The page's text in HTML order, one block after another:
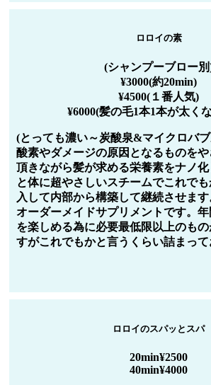
ロロイの素
(シャンプーブロー
¥3000(約20min)
¥4500(１番人気)
¥6000(髪の毛1本1本が太く
(とっても濃い～炭酸泉&マイクロバ
酸素やダメージの原因となるものを
頂きながら髪が求める栄養素をナノ
と体に超やさしいスチームでこれで
入して内部から構築して継続させま
オーダーメイドサプリメントです。
を楽しめる為に必要最低限以上のも
すがこれでもかと言うくらい詰まっ
ロロイのスパッとスパ
20min¥2500
40min¥4000